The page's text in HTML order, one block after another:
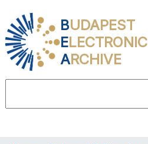
BUDAPEST
ELECTRONIC
ARCHIVE